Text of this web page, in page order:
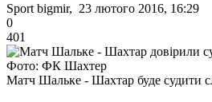
Sport bigmir, 23 лютого 2016, 16:29
0
401
Фото: ФК Шахтер
Матч Шальке - Шахтар буде судити